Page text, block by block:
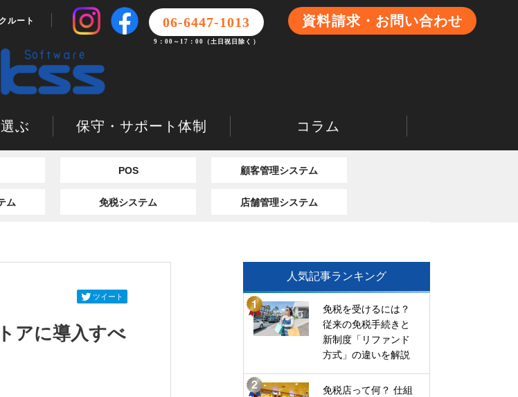
ルート 06-6447-1013
9：00～17：00（土日祝日除く）
資料請求・お問い合わせ
ぶ 保守・サポート体制 コラム
POS 顧客管理システム
ム 免税システム 店舗管理システム
ツイート
アに導入すべ
人気記事ランキング
免税を受けるには？
従来の免税手続きと
新制度「リファンド
方式」の違いを解説
免税店って何？ 仕組